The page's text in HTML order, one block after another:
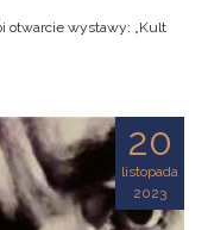
otwarcie wystawy: „Kult
20
listopada
2023